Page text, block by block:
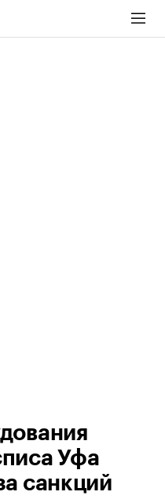
Уфа
санкций